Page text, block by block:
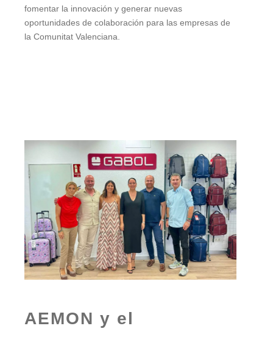
fomentar la innovación y generar nuevas
oportunidades de colaboración para las empresas de
la Comunitat Valenciana.
AEMON y el